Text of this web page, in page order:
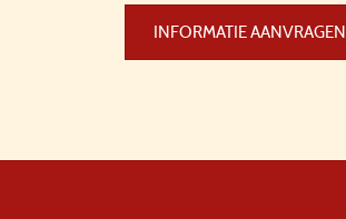
INFORMATIE AANVRAGEN